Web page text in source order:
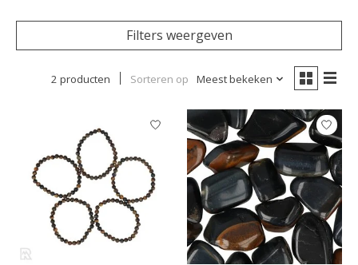
Filters weergeven
2 producten Sorteren op Meest bekeken